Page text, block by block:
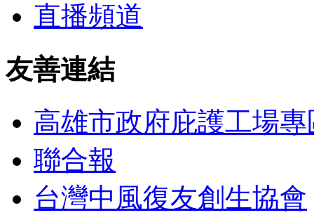
直播頻道
友善連結
高雄市政府庇護工場專
聯合報
台灣中風復友創生協會